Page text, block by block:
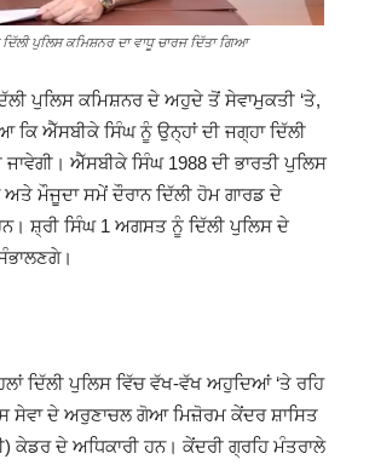
ਪੁਲਿਸ ਕਮਿਸ਼ਨਰ ਦਾ ਵਾਧੂ ਚਾਰਜ ਦਿੱਤਾ ਗਿਆ
ਪੁਲਿਸ ਕਮਿਸ਼ਨਰ ਦੇ ਅਹੁਦੇ ਤੋਂ ਸੇਵਾਮੁਕਤੀ ‘ਤੇ,
ਕਿ ਐੱਸਬੀਕੇ ਸਿੰਘ ਨੂੰ ਉਨ੍ਹਾਂ ਦੀ ਜਗ੍ਹਾ ਦਿੱਲੀ
ਜਾਵੇਗੀ। ਐੱਸਬੀਕੇ ਸਿੰਘ 1988 ਦੀ ਭਾਰਤੀ ਪੁਲਿਸ
ਅਤੇ ਮੌਜੂਦਾ ਸਮੇਂ ਦੌਰਾਨ ਦਿੱਲੀ ਹੋਮ ਗਾਰਡ ਦੇ
ਸ਼੍ਰੀ ਸਿੰਘ 1 ਅਗਸਤ ਨੂੰ ਦਿੱਲੀ ਪੁਲਿਸ ਦੇ
ਦਿੱਲੀ ਪੁਲਿਸ ਵਿੱਚ ਵੱਖ-ਵੱਖ ਅਹੁਦਿਆਂ ‘ਤੇ ਰਹਿ
ਸੇਵਾ ਦੇ ਅਰੁਣਾਚਲ ਗੋਆ ਮਿਜ਼ੋਰਮ ਕੇਂਦਰ ਸ਼ਾਸਿਤ
ਕੇਡਰ ਦੇ ਅਧਿਕਾਰੀ ਹਨ। ਕੇਂਦਰੀ ਗ੍ਰਹਿ ਮੰਤਰਾਲੇ